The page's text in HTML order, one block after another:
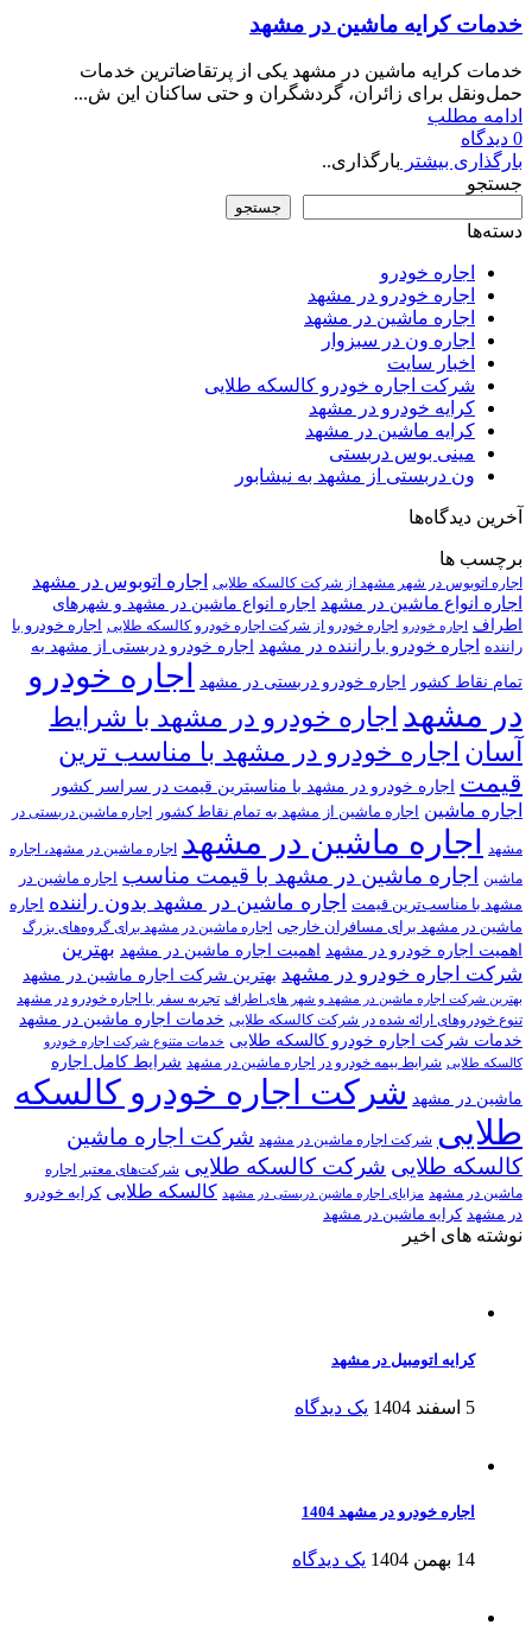
خدمات کرایه ماشین در مشهد
خدمات کرایه ماشین در مشهد یکی از پرتقاضاترین خدمات
حمل‌ونقل برای زائران، گردشگران و حتی ساکنان این ش...
ادامه مطلب
0 دیدگاه
بارگذاری بیشتر بارگذاری..
جستجو
جستجو
دسته‌ها
اجاره خودرو
اجاره خودرو در مشهد
اجاره ماشین در مشهد
اجاره ون در سبزوار
اخبار سایت
شرکت اجاره خودرو کالسکه طلایی
کرایه خودرو در مشهد
کرایه ماشین در مشهد
مینی بوس دربستی
ون دربستی از مشهد به نیشابور
آخرین دیدگاه‌ها
برچسب ها
اجاره اتوبوس در شهر مشهد از شرکت کالسکه طلایی اجاره اتوبوس در مشهد
اجاره انواع ماشین در مشهد اجاره انواع ماشین در مشهد و شهرهای
اطراف
اجاره خودرو اجاره خودرو از شرکت اجاره خودرو کالسکه طلایی
اجاره خودرو با
راننده
اجاره خودرو با راننده در مشهد
اجاره خودرو دربستی از مشهد به
تمام نقاط کشور
اجاره خودرو دربستی در مشهد
اجاره خودرو
در مشهد اجاره خودرو در مشهد با شرایط
آسان اجاره خودرو در مشهد با مناسب ترین
قیمت
اجاره خودرو در مشهد با مناسبترین قیمت در سراسر کشور
اجاره ماشین اجاره ماشین از مشهد به تمام نقاط کشور اجاره ماشین دربستی در
مشهد اجاره ماشین در مشهد اجاره ماشین در مشهد، اجاره
ماشین اجاره ماشین در مشهد با قیمت مناسب
اجاره ماشین در
مشهد با مناسب‌ترین قیمت
اجاره ماشین در مشهد بدون راننده
اجاره
ماشین در مشهد برای مسافران خارجی اجاره ماشین در مشهد برای گروه‌های بزرگ
اهمیت اجاره خودرو در مشهد اهمیت اجاره ماشین در مشهد بهترین
شرکت اجاره خودرو در مشهد بهترین شرکت اجاره ماشین در مشهد
بهترین شرکت اجاره ماشین در مشهد و شهر های اطراف تجربه سفر با اجاره خودرو در مشهد
تنوع خودروهای ارائه شده در شرکت کالسکه طلایی خدمات اجاره ماشین در مشهد
خدمات شرکت اجاره خودرو کالسکه طلایی خدمات متنوع شرکت اجاره خودرو
کالسکه طلایی شرایط بیمه خودرو در اجاره ماشین در مشهد شرایط کامل اجاره
ماشین در مشهد شرکت اجاره خودرو کالسکه
طلایی شرکت اجاره ماشین در مشهد شرکت اجاره ماشین
کالسکه طلایی شرکت کالسکه طلایی شرکت‌های معتبر اجاره
ماشین در مشهد مزایای اجاره ماشین دربستی در مشهد کالسکه طلایی کرایه خودرو
در مشهد کرایه ماشین در مشهد
نوشته های اخیر
کرایه اتومبیل در مشهد
5 اسفند 1404 یک دیدگاه
اجاره خودرو در مشهد 1404
14 بهمن 1404 یک دیدگاه